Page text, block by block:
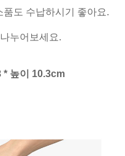
도 수납하시기 좋아요.
누어보세요.
* 높이 10.3cm